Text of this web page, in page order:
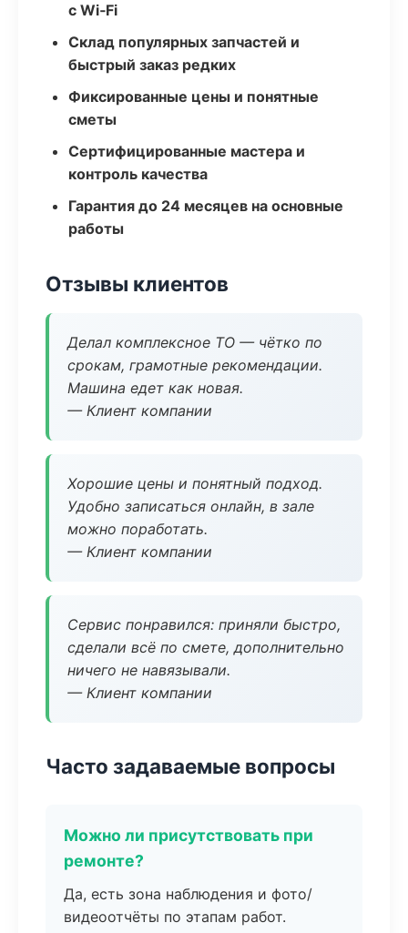
с Wi‑Fi
Склад популярных запчастей и
быстрый заказ редких
Фиксированные цены и понятные
сметы
Сертифицированные мастера и
контроль качества
Гарантия до 24 месяцев на основные
работы
Отзывы клиентов
Делал комплексное ТО — чётко по
срокам, грамотные рекомендации.
Машина едет как новая.
— Клиент компании
Хорошие цены и понятный подход.
Удобно записаться онлайн, в зале
можно поработать.
— Клиент компании
Сервис понравился: приняли быстро,
сделали всё по смете, дополнительно
ничего не навязывали.
— Клиент компании
Часто задаваемые вопросы
Можно ли присутствовать при
ремонте?
Да, есть зона наблюдения и фото/
видеоотчёты по этапам работ.